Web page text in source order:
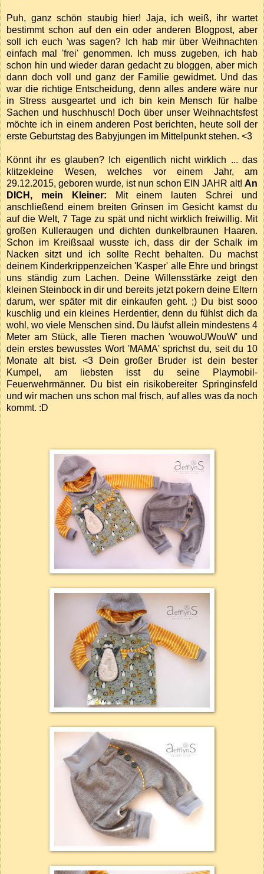
Puh, ganz schön staubig hier! Jaja, ich weiß, ihr wartet
bestimmt schon auf den ein oder anderen Blogpost, aber
soll ich euch 'was sagen? Ich hab mir über Weihnachten
einfach mal 'frei' genommen. Ich muss zugeben, ich hab
schon hin und wieder daran gedacht zu bloggen, aber mich
dann doch voll und ganz der Familie gewidmet. Und das
war die richtige Entscheidung, denn alles andere wäre nur
in Stress ausgeartet und ich bin kein Mensch für halbe
Sachen und huschhusch! Doch über unser Weihnachtsfest
möchte ich in einem anderen Post berichten, heute soll der
erste Geburtstag des Babyjungen im Mittelpunkt stehen. <3
Könnt ihr es glauben? Ich eigentlich nicht wirklich ... das
klitzekleine Wesen, welches vor einem Jahr, am
29.12.2015, geboren wurde, ist nun schon EIN JAHR alt! An
DICH, mein Kleiner: Mit einem lauten Schrei und
anschließend einem breiten Grinsen im Gesicht kamst du
auf die Welt, 7 Tage zu spät und nicht wirklich freiwillig. Mit
großen Kulleraugen und dichten dunkelbraunen Haaren.
Schon im Kreißsaal wusste ich, dass dir der Schalk im
Nacken sitzt und ich sollte Recht behalten. Du machst
deinem Kinderkrippenzeichen 'Kasper' alle Ehre und bringst
uns ständig zum Lachen. Deine Willensstärke zeigt den
kleinen Steinbock in dir und bereits jetzt pokern deine Eltern
darum, wer später mit dir einkaufen geht. ;) Du bist sooo
kuschlig und ein kleines Herdentier, denn du fühlst dich da
wohl, wo viele Menschen sind. Du läufst allein mindestens 4
Meter am Stück, alle Tieren machen 'wouwoUWouW' und
dein erstes bewusstes Wort 'MAMA' sprichst du, seit du 10
Monate alt bist. <3 Dein großer Bruder ist dein bester
Kumpel, am liebsten isst du seine Playmobil-
Feuerwehrmänner. Du bist ein risikobereiter Springinsfeld
und wir machen uns schon mal frisch, auf alles was da noch
kommt. :D